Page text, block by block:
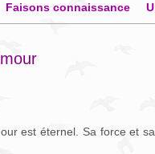
Faisons connaissance
est éternel. Sa force et